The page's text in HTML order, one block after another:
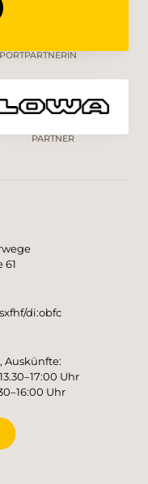
PARTNER
61
di:obfc
Auskünfte:
Uhr
Uhr